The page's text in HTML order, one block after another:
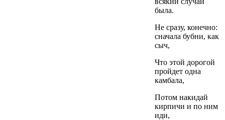
была.
Не сразу, конечно:
сначала бубни, как
сыч,
Что этой дорогой
пройдет одна
камбала,
Потом накидай
кирпичи и по ним
иди,